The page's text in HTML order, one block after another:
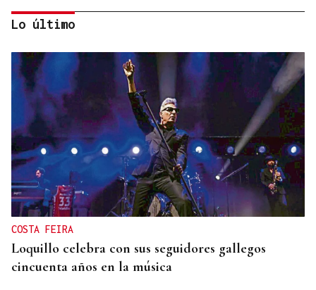
UN SEGUNDO PISO
Rescatan a una octogenaria tras pasar dos días
"tirada en el suelo" en casa en A Valenzá
Lo último
COSTA FEIRA
Loquillo celebra con sus seguidores gallegos
cincuenta años en la música